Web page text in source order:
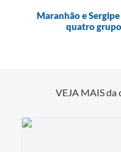
Maranhão e
quatro
VEJA MAIS da